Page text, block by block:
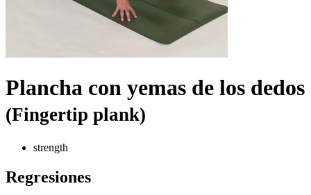
Plancha con yemas de los dedos
(Fingertip plank)
strength
Regresiones